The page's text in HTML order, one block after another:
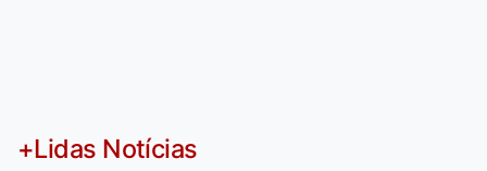
+Lidas Notícias